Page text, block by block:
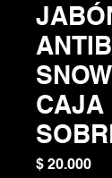
CAJA
$ 20.000